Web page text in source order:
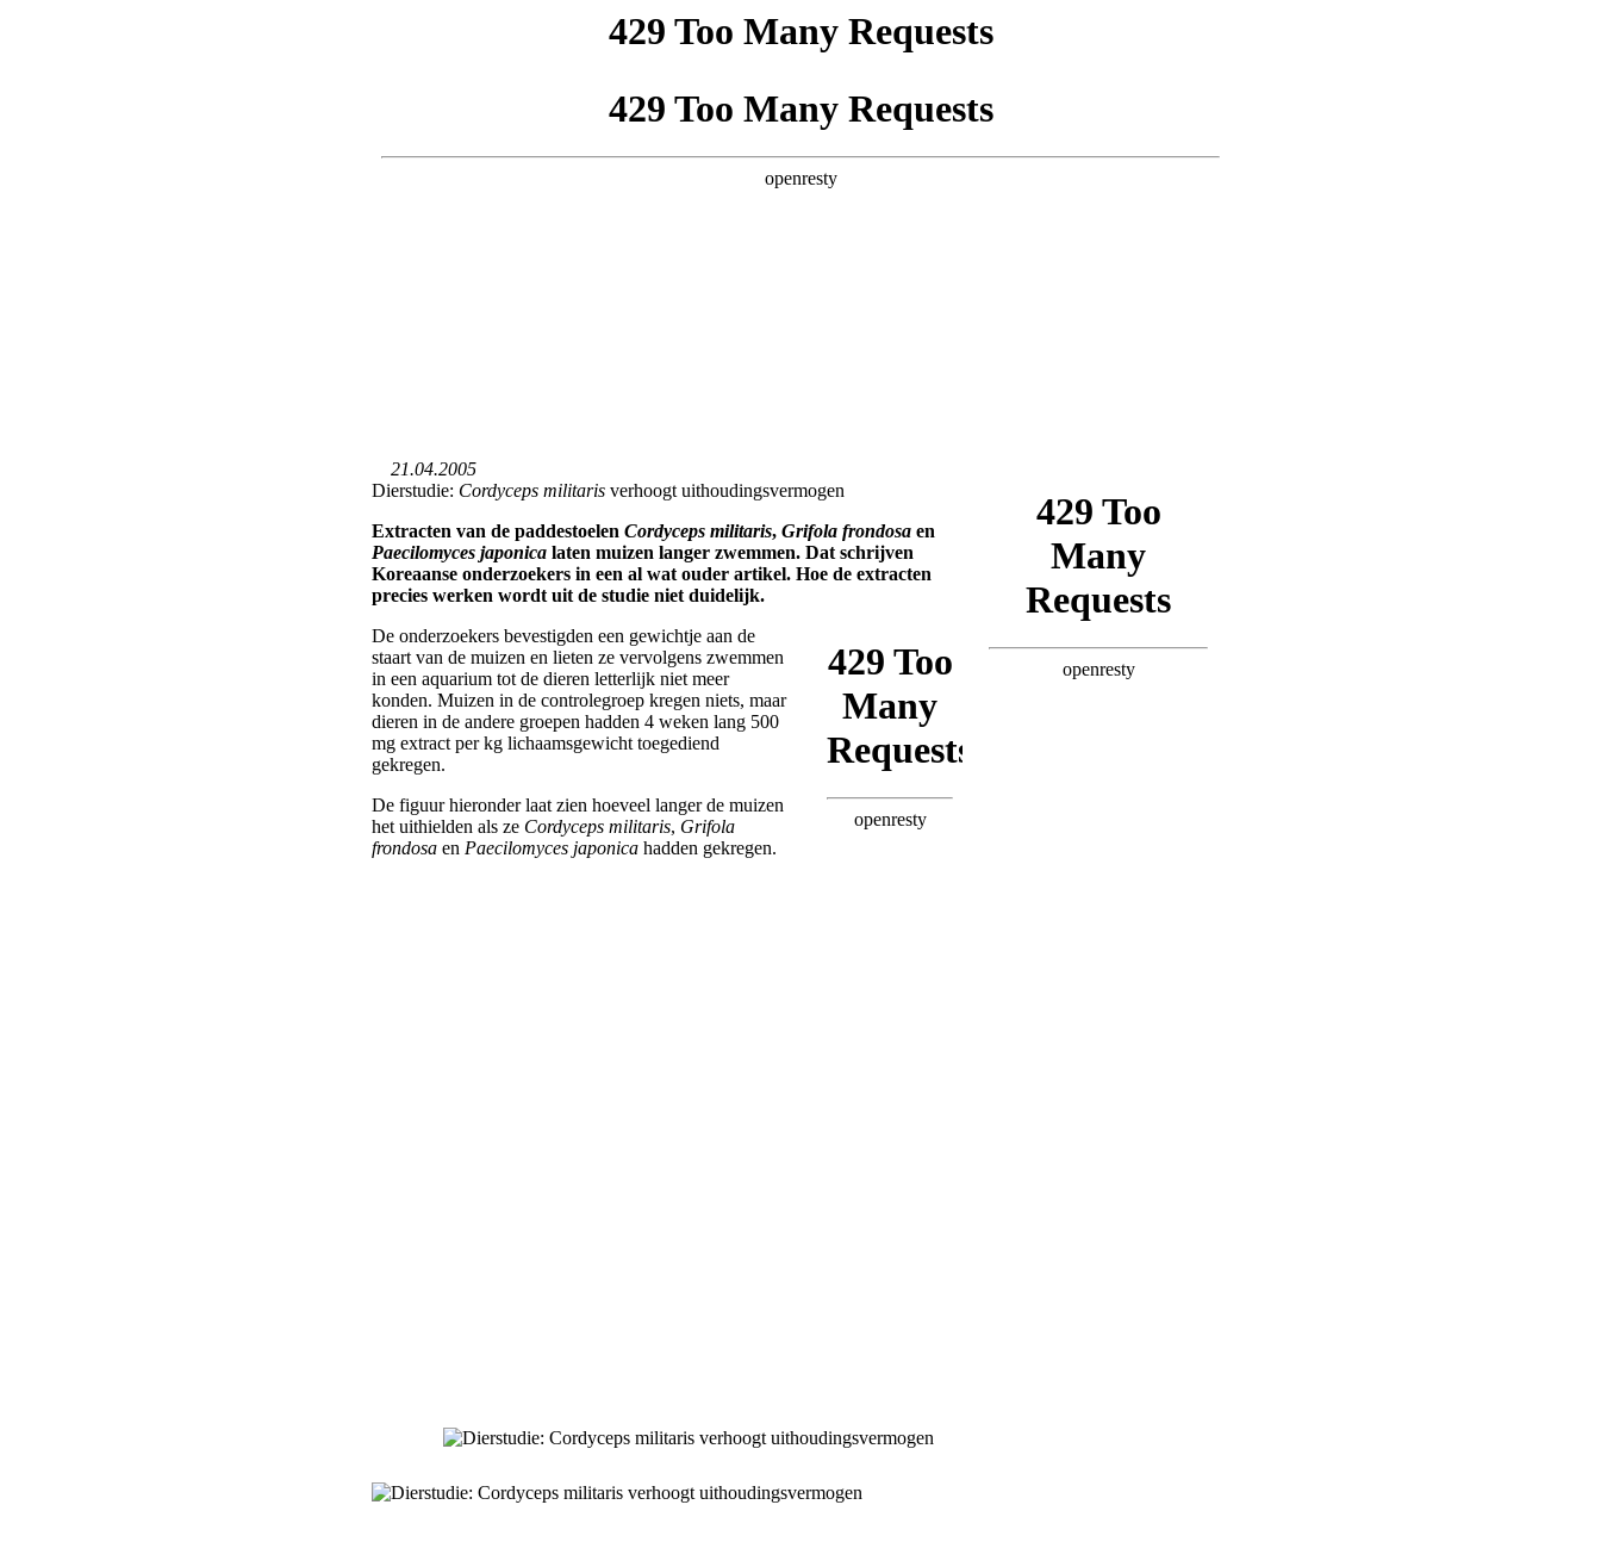
21.04.2005
Dierstudie: Cordyceps militaris verhoogt uithoudingsvermogen
Extracten van de paddestoelen Cordyceps militaris, Grifola frondosa en
Paecilomyces japonica laten muizen langer zwemmen. Dat schrijven
Koreaanse onderzoekers in een al wat ouder artikel. Hoe de extracten
precies werken wordt uit de studie niet duidelijk.
De onderzoekers bevestigden een gewichtje aan de
staart van de muizen en lieten ze vervolgens zwemmen
in een aquarium tot de dieren letterlijk niet meer
konden. Muizen in de controlegroep kregen niets, maar
dieren in de andere groepen hadden 4 weken lang 500
mg extract per kg lichaamsgewicht toegediend
gekregen.
De figuur hieronder laat zien hoeveel langer de muizen
het uithielden als ze Cordyceps militaris, Grifola
frondosa en Paecilomyces japonica hadden gekregen.